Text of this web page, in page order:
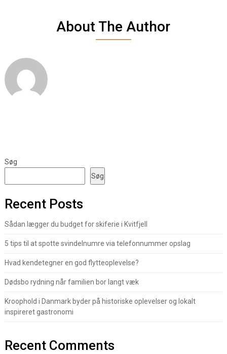
About The Author
Søg
Søg
Recent Posts
Sådan lægger du budget for skiferie i Kvitfjell
5 tips til at spotte svindelnumre via telefonnummer opslag
Hvad kendetegner en god flytteoplevelse?
Dødsbo rydning når familien bor langt væk
Kroophold i Danmark byder på historiske oplevelser og lokalt
inspireret gastronomi
Recent Comments